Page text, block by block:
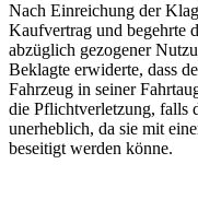
Nach Einreichung der
Kaufvertrag und begehrte
abzüglich gezogener
Beklagte erwiderte, dass
Fahrzeug in seiner
die Pflichtverletzung, falls
unerheblich, da sie mit
beseitigt werden könne.